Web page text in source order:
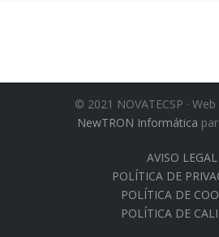
© 2021 NOVATECSP ·
NewTRON Informática
AVISO LEGAL
POLÍTICA DE
POLÍTICA DE
POLÍTICA DE